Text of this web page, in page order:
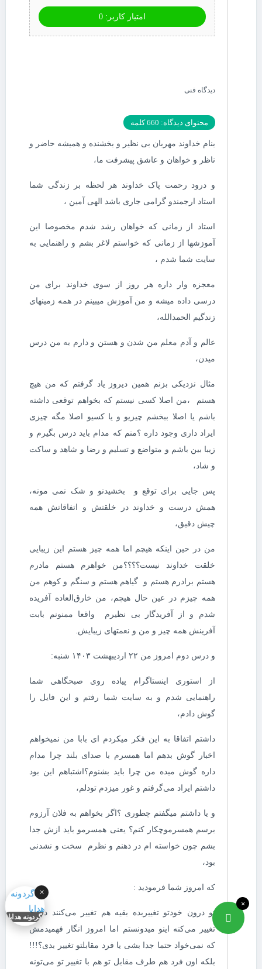
امتیاز کاربر: 0
دیدگاه فنی
محتوای دیدگاه: 660 کلمه
بنام خداوند مهربان بی نظیر و بخشنده و همیشه حاضر و
ناظر و خواهان و عاشق پیشرفت ما،
و درود رحمت پاک خداوند هر لحظه بر زندگی شما
استاد ارجمندو گرامی جاری باشد الهی آمین ،
استاد از زمانی که خواهان رشد شدم مخصوصا این
آموزشها از زمانی که خواستم لاغر بشم و راهنمایی به
سایت شما شدم ،
معجزه وار داره هر روز از سوی خداوند برای من
درسی داده میشه و من آموزش میبینم در همه زمینهای
زندگیم الحمدالله،
عالم و آدم معلم من شدن و هستن و دارم به من درس
میدن،
مثال نزدیکی بزنم همین دیروز یاد گرفتم که من هیچ
هستم ،من اصلا کسی نیستم که بخواهم توقعی داشته
باشم یا اصلا ببخشم چیزیو و یا کسیو اصلا مگه چیزی
ایراد داری وجود داره ؟منم که مدام باید درس بگیرم و
زیبا بین باشم و متواضع و تسلیم و رضا و شاهد و ساکت
و شاد،
پس جایی برای توقع و بخشیدنو و شک نمی مونه،
همش درست و خداوند در خلقتش و اتفاقاتش همه
چیش دقیق،
من در حین اینکه هیچم اما همه چیز هستم این زیبایی
خلقت خداوند نیست؟؟؟؟من خواهرم هستم مادرم
هستم برادرم هستم و گیاهم هستم و سنگم و کوهم من
همه چیزم در عین حال هیچم، من خارق‌العاده آفریده
شدم و از آفریدگار بی نظیرم واقعا ممنونم بابت
آفرینش همه چیز و من و نعمتهای زیبایش.
و درس دوم امروز من ۲۲ اردیبهشت ۱۴۰۳ شنبه:
از استوری اینستاگرام پیاده روی صبحگاهی شما
راهنمایی شدم و به سایت شما رفتم و این فایل را
گوش دادم،
داشتم اتفاقا به این فکر میکردم ای بابا من نمیخواهم
اخبار گوش بدهم اما همسرم با صدای بلند چرا مدام
داره گوش میده من چرا باید بشنوم؟اشتباهم این بود
داشتم ایراد می‌گرفتم و غور میزدم تو‌دلم،
و یا داشتم میگفتم چطوری ؟اگر بخواهم به فلان آرزوم
برسم همسرموچکار کنم؟ یعنی همسرمو باید ازش جدا
بشم چون خواسته ام در ذهنم و نظرم سخت و نشدنی
بود،
که امروز شما فرمودید :
تو درون خودتو تغییر‌بده بقیه هم تغییر می‌کنند دنیات
تغییر می‌کنه اینو میدونستم اما امروز انگار فهمیدمش
که نمی‌خواد حتما جدا بشی یا فرد مقابلتو تغییر بدی؟!!!
بلکه اون فرد هم طرف مقابل تو هم با تغییر تو می‌تونه
×
×
گردونه هدایا